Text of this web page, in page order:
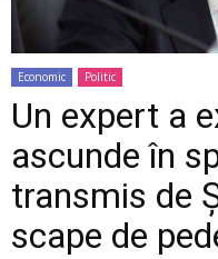
Economic Politic
Un expert a
ascunde în
transmis de
scape de